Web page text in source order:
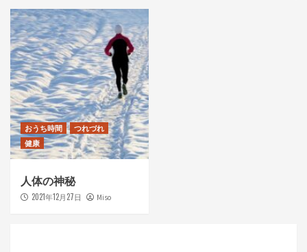
おうち時間
つれづれ
健康
人体の神秘
2021年12月27日 Miso